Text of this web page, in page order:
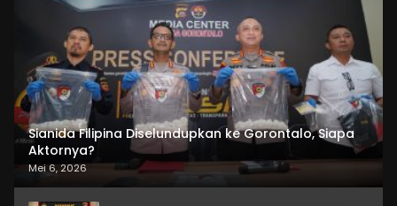
Sianida Filipina Diselundupkan ke Gorontalo, Siapa
Aktornya?
Mei 6, 2026